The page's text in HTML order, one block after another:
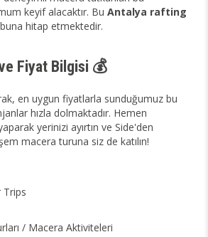
keyif alacaktır. Bu Antalya rafting
hitap etmektedir.
Fiyat Bilgisi 💰
en uygun fiyatlarla sunduğumuz bu
hızla dolmaktadır. Hemen
yerinizi ayırtın ve Side'den
macera turuna siz de katılın!
Trips
/ Macera Aktiviteleri